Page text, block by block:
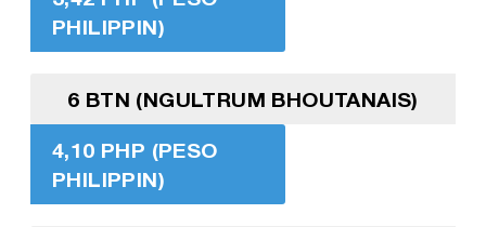
PHILIPPIN)
6 BTN (NGULTRUM BHOUTANAIS)
4,10 PHP (PESO
PHILIPPIN)